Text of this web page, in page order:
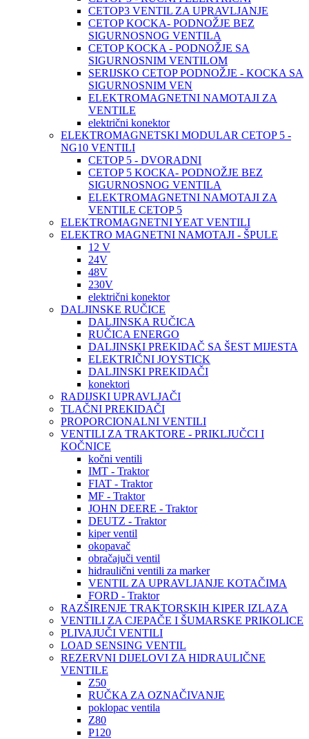
CETOP3 VENTIL ZA UPRAVLJANJE
CETOP KOCKA- PODNOŽJE BEZ
SIGURNOSNOG VENTILA
CETOP KOCKA - PODNOŽJE SA
SIGURNOSNIM VENTILOM
SERIJSKO CETOP PODNOŽJE - KOCKA SA
SIGURNOSNIM VEN
ELEKTROMAGNETNI NAMOTAJI ZA
VENTILE
električni konektor
ELEKTROMAGNETSKI MODULAR CETOP 5 -
NG10 VENTILI
CETOP 5 - DVORADNI
CETOP 5 KOCKA- PODNOŽJE BEZ
SIGURNOSNOG VENTILA
ELEKTROMAGNETNI NAMOTAJI ZA
VENTILE CETOP 5
ELEKTROMAGNETNI YEAT VENTILI
ELEKTRO MAGNETNI NAMOTAJI - ŠPULE
12 V
24V
48V
230V
električni konektor
DALJINSKE RUČICE
DALJINSKA RUČICA
RUČICA ENERGO
DALJINSKI PREKIDAČ SA ŠEST MIJESTA
ELEKTRIČNI JOYSTICK
DALJINSKI PREKIDAČI
konektori
RADIJSKI UPRAVLJAČI
TLAČNI PREKIDAČI
PROPORCIONALNI VENTILI
VENTILI ZA TRAKTORE - PRIKLJUČCI I
KOČNICE
kočni ventili
IMT - Traktor
FIAT - Traktor
MF - Traktor
JOHN DEERE - Traktor
DEUTZ - Traktor
kiper ventil
okopavač
obračajuči ventil
hidraulični ventili za marker
VENTIL ZA UPRAVLJANJE KOTAČIMA
FORD - Traktor
RAZŠIRENJE TRAKTORSKIH KIPER IZLAZA
VENTILI ZA CJEPAČE I ŠUMARSKE PRIKOLICE
PLIVAJUČI VENTILI
LOAD SENSING VENTIL
REZERVNI DIJELOVI ZA HIDRAULIČNE
VENTILE
Z50
RUČKA ZA OZNAČIVANJE
poklopac ventila
Z80
P120